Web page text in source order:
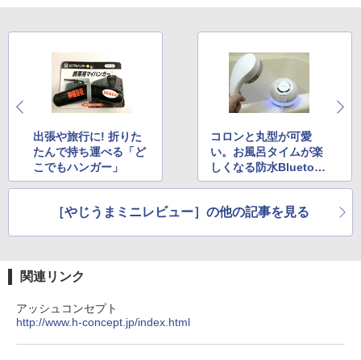
出張や旅行に! 折りた
たんで持ち運べる「ど
こでもハンガー」
コロンと丸型が可愛
い。お風呂タイムが楽
しくなる防水Bluetoot
hスピーカー
［やじうまミニレビュー］の他の記事を見る
関連リンク
アッシュコンセプト
http://www.h-concept.jp/index.html